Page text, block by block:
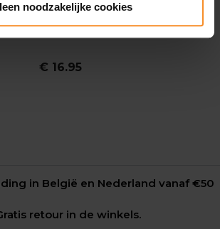
noodzakelijke cookies
BEE-SAFE
Reflective Vest Tech RL Unisex
€ 16.95
in België en Nederland vanaf €50
retour in de winkels.